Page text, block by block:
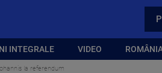
INTEGRALE VIDEO
la referendum